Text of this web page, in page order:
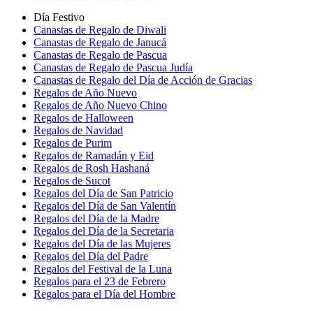
Día Festivo
Canastas de Regalo de Diwali
Canastas de Regalo de Janucá
Canastas de Regalo de Pascua
Canastas de Regalo de Pascua Judía
Canastas de Regalo del Día de Acción de Gracias
Regalos de Año Nuevo
Regalos de Año Nuevo Chino
Regalos de Halloween
Regalos de Navidad
Regalos de Purim
Regalos de Ramadán y Eid
Regalos de Rosh Hashaná
Regalos de Sucot
Regalos del Día de San Patricio
Regalos del Día de San Valentín
Regalos del Día de la Madre
Regalos del Día de la Secretaria
Regalos del Día de las Mujeres
Regalos del Día del Padre
Regalos del Festival de la Luna
Regalos para el 23 de Febrero
Regalos para el Día del Hombre